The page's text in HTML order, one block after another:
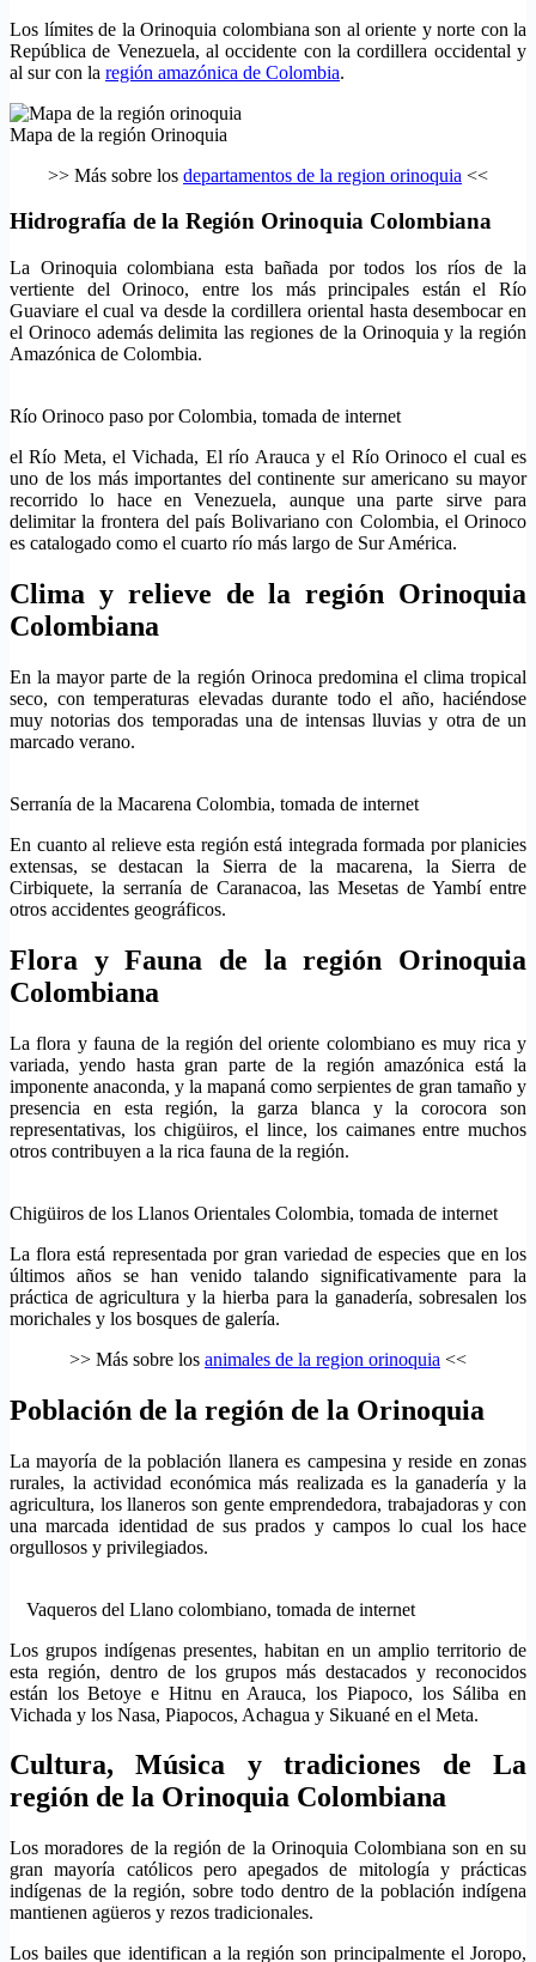
Los límites de la Orinoquia colombiana son al oriente y norte con la
República de Venezuela, al occidente con la cordillera occidental y
al sur con la región amazónica de Colombia.
Mapa de la región Orinoquia
>> Más sobre los departamentos de la region orinoquia <<
Hidrografía de la Región Orinoquia Colombiana
La Orinoquia colombiana esta bañada por todos los ríos de la
vertiente del Orinoco, entre los más principales están el Río
Guaviare el cual va desde la cordillera oriental hasta desembocar en
el Orinoco además delimita las regiones de la Orinoquia y la región
Amazónica de Colombia.
Río Orinoco paso por Colombia, tomada de internet
el Río Meta, el Vichada, El río Arauca y el Río Orinoco el cual es
uno de los más importantes del continente sur americano su mayor
recorrido lo hace en Venezuela, aunque una parte sirve para
delimitar la frontera del país Bolivariano con Colombia, el Orinoco
es catalogado como el cuarto río más largo de Sur América.
Clima y relieve de la región Orinoquia
Colombiana
En la mayor parte de la región Orinoca predomina el clima tropical
seco, con temperaturas elevadas durante todo el año, haciéndose
muy notorias dos temporadas una de intensas lluvias y otra de un
marcado verano.
Serranía de la Macarena Colombia, tomada de internet
En cuanto al relieve esta región está integrada formada por planicies
extensas, se destacan la Sierra de la macarena, la Sierra de
Cirbiquete, la serranía de Caranacoa, las Mesetas de Yambí entre
otros accidentes geográficos.
Flora y Fauna de la región Orinoquia
Colombiana
La flora y fauna de la región del oriente colombiano es muy rica y
variada, yendo hasta gran parte de la región amazónica está la
imponente anaconda, y la mapaná como serpientes de gran tamaño y
presencia en esta región, la garza blanca y la corocora son
representativas, los chigüiros, el lince, los caimanes entre muchos
otros contribuyen a la rica fauna de la región.
Chigüiros de los Llanos Orientales Colombia, tomada de internet
La flora está representada por gran variedad de especies que en los
últimos años se han venido talando significativamente para la
práctica de agricultura y la hierba para la ganadería, sobresalen los
morichales y los bosques de galería.
>> Más sobre los animales de la region orinoquia <<
Población de la región de la Orinoquia
La mayoría de la población llanera es campesina y reside en zonas
rurales, la actividad económica más realizada es la ganadería y la
agricultura, los llaneros son gente emprendedora, trabajadoras y con
una marcada identidad de sus prados y campos lo cual los hace
orgullosos y privilegiados.
Vaqueros del Llano colombiano, tomada de internet
Los grupos indígenas presentes, habitan en un amplio territorio de
esta región, dentro de los grupos más destacados y reconocidos
están los Betoye e Hitnu en Arauca, los Piapoco, los Sáliba en
Vichada y los Nasa, Piapocos, Achagua y Sikuané en el Meta.
Cultura, Música y tradiciones de La
región de la Orinoquia Colombiana
Los moradores de la región de la Orinoquia Colombiana son en su
gran mayoría católicos pero apegados de mitología y prácticas
indígenas de la región, sobre todo dentro de la población indígena
mantienen agüeros y rezos tradicionales.
Los bailes que identifican a la región son principalmente el Joropo,